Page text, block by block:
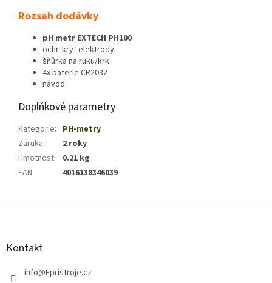
Rozsah dodávky
pH metr EXTECH PH100
ochr. kryt elektrody
šňůrka na ruku/krk
4x baterie CR2032
návod
Doplňkové parametry
Kategorie: PH-metry
Záruka:
2 roky
Hmotnost:
0.21 kg
EAN: 4016138346039
Z
Kontakt
info@Epristroje.cz